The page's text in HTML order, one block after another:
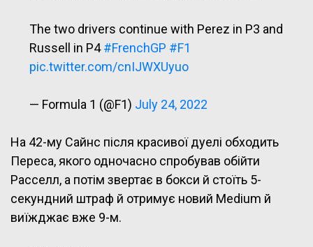
The two drivers continue with Perez in P3 and
Russell in P4#FrenchGP #F1
pic.twitter.com/cnIJWXUyuo
— Formula 1 (@F1) July 24, 2022
На 42-му Сайнс після красивої дуелі обходить
Переса, якого одночасно спробував обійти
Расселл, а потім звертає в бокси й стоїть 5-
секундний штраф й отримує новий Medium й
виїжджає вже 9-м.